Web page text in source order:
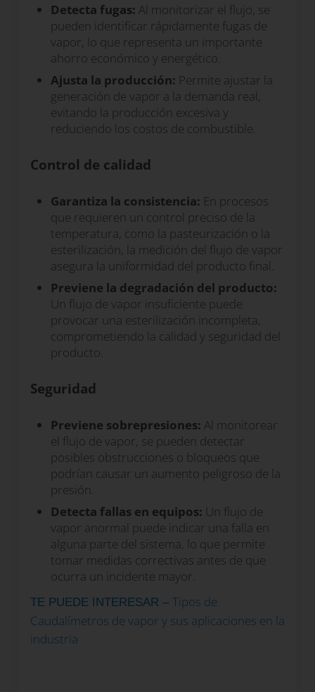
Detecta fugas: Al monitorizar el flujo, se
pueden identificar rápidamente fugas de
vapor, lo que representa un importante
ahorro económico y energético.
Ajusta la producción: Permite ajustar la
generación de vapor a la demanda real,
evitando la producción excesiva y
reduciendo los costos de combustible.
Control de calidad
Garantiza la consistencia: En procesos
que requieren un control preciso de la
temperatura, como la pasteurización o la
esterilización, la medición del flujo de vapor
asegura la uniformidad del producto final.
Previene la degradación del producto:
Un flujo de vapor insuficiente puede
provocar una esterilización incompleta,
comprometiendo la calidad y seguridad del
producto.
Seguridad
Previene sobrepresiones: Al monitorear
el flujo de vapor, se pueden detectar
posibles obstrucciones o bloqueos que
podrían causar un aumento peligroso de la
presión.
Detecta fallas en equipos: Un flujo de
vapor anormal puede indicar una falla en
alguna parte del sistema, lo que permite
tomar medidas correctivas antes de que
ocurra un incidente mayor.
TE PUEDE INTERESAR – Tipos de
Caudalímetros de vapor y sus aplicaciones en la
industria